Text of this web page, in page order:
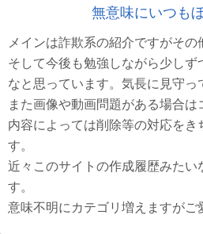
無意味にいつも
メインは詐欺系の紹介ですがその
そして今後も勉強しながら少しず
なと思っています。気長に見守っ
また画像や動画問題がある場合は
内容によっては削除等の対応をき
す。
近々このサイトの作成履歴みたい
す。
意味不明にカテゴリ増えますがご